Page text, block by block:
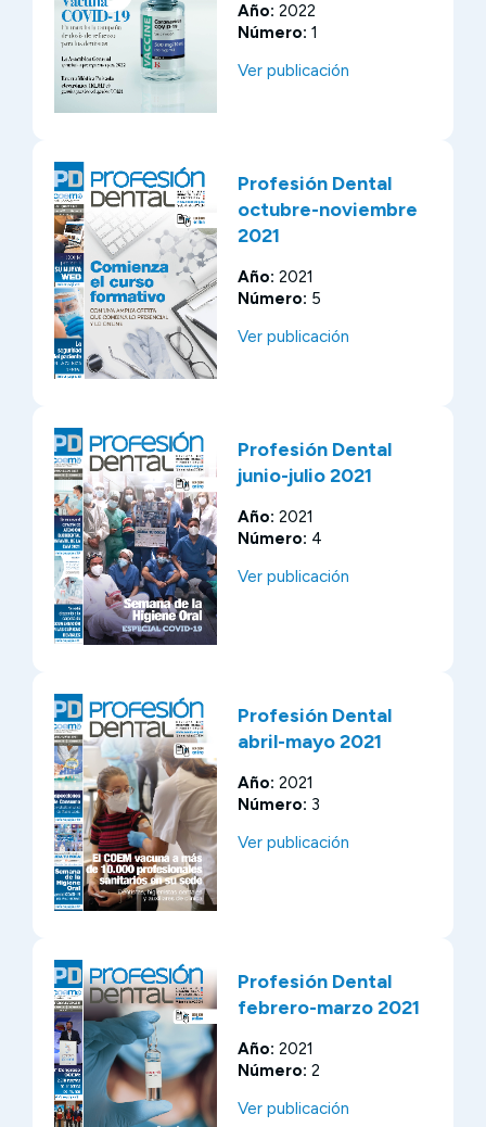
Año: 2022
Número: 1
Ver publicación
Profesión Dental
octubre-noviembre
2021
Año: 2021
Número: 5
Ver publicación
Profesión Dental
junio-julio 2021
Año: 2021
Número: 4
Ver publicación
Profesión Dental
abril-mayo 2021
Año: 2021
Número: 3
Ver publicación
Profesión Dental
febrero-marzo 2021
Año: 2021
Número: 2
Ver publicación